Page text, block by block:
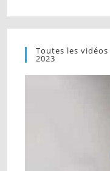
Toutes les
2023